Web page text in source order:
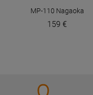
MP-110 Nagaoka
159 €